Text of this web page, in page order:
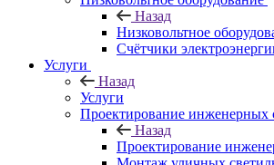
Назад
Низковольтное
Счётчики
Услуги
Назад
Услуги
Проектирование инженерных
Назад
Проектирование